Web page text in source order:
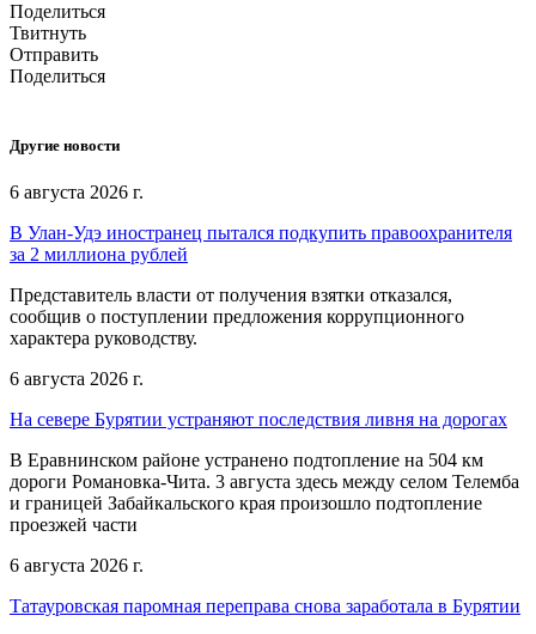
Поделиться
Твитнуть
Отправить
Поделиться
Другие новости
6 августа 2026 г.
В Улан-Удэ иностранец пытался подкупить правоохранителя
за 2 миллиона рублей
Представитель власти от получения взятки отказался,
сообщив о поступлении предложения коррупционного
характера руководству.
6 августа 2026 г.
На севере Бурятии устраняют последствия ливня на дорогах
В Еравнинском районе устранено подтопление на 504 км
дороги Романовка-Чита. 3 августа здесь между селом Телемба
и границей Забайкальского края произошло подтопление
проезжей части
6 августа 2026 г.
Татауровская паромная переправа снова заработала в Бурятии